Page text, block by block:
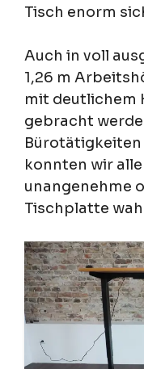
Tisch enorm
Auch in voll
1,26 m
mit deutlichem
gebracht
konnten wir
unangenehme
Tischplatte